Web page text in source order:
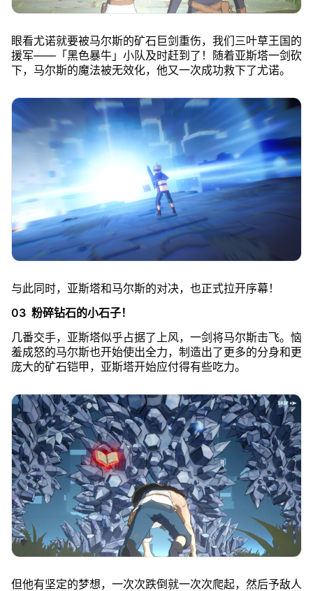
眼看尤诺就要被马尔斯的矿石巨剑重伤，我们三叶草王国的
援军——「黑色暴牛」小队及时赶到了！随着亚斯塔一剑砍
下，马尔斯的魔法被无效化，他又一次成功救下了尤诺。
与此同时，亚斯塔和马尔斯的对决，也正式拉开序幕！
03 粉碎钻石的小石子！
几番交手，亚斯塔似乎占据了上风，一剑将马尔斯击飞。恼
羞成怒的马尔斯也开始使出全力，制造出了更多的分身和更
庞大的矿石铠甲，亚斯塔开始应付得有些吃力。
但他有坚定的梦想，一次次跌倒就一次次爬起，然后予敌人